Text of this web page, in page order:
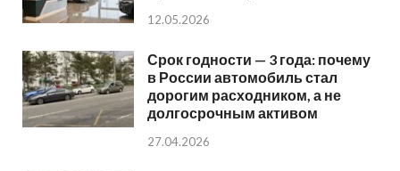
12.05.2026
Срок годности — 3 года: почему
в России автомобиль стал
дорогим расходником, а не
долгосрочным активом
27.04.2026